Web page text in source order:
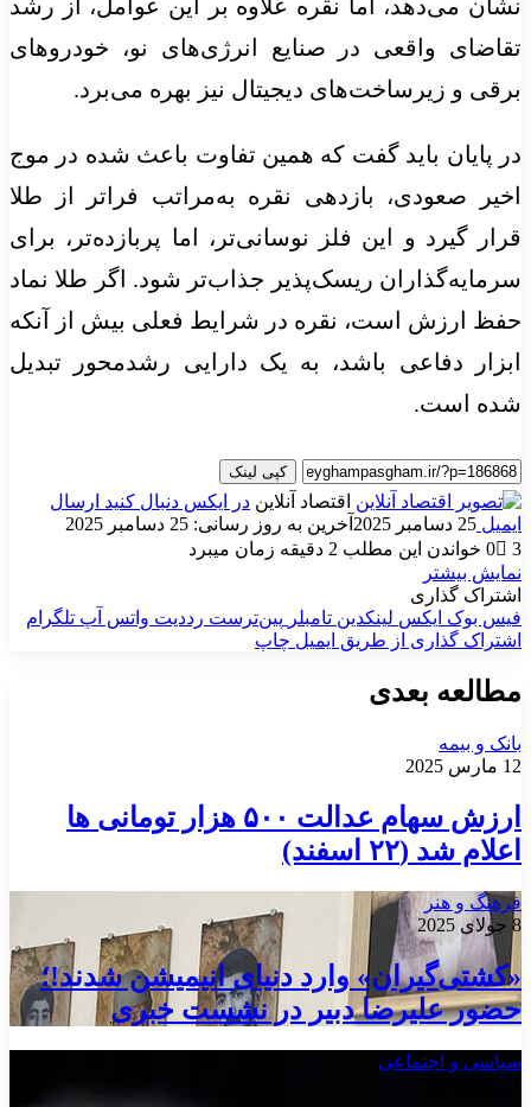
نشان می‌دهد، اما نقره علاوه بر این عوامل، از رشد
تقاضای واقعی در صنایع انرژی‌های نو، خودرو‌های
برقی و زیرساخت‌های دیجیتال نیز بهره می‌برد.
در پایان باید گفت که همین تفاوت باعث شده در موج
اخیر صعودی، بازدهی نقره به‌مراتب فراتر از طلا
قرار گیرد و این فلز نوسانی‌تر، اما پربازده‌تر، برای
سرمایه‌گذاران ریسک‌پذیر جذاب‌تر شود. اگر طلا نماد
حفظ ارزش است، نقره در شرایط فعلی بیش از آنکه
ابزار دفاعی باشد، به یک دارایی رشد‌محور تبدیل
شده است.
کپی لینک
اقتصاد آنلاین در ایکس دنبال کنید ارسال
ایمیل 25 دسامبر 2025
آخرین به روز رسانی: 25 دسامبر 2025
0
3
خواندن این مطلب 2 دقیقه زمان میبرد
نمایش بیشتر
اشتراک گذاری
فیس بوک ایکس لینکدین ‫تامبلر ‫پین‌ترست ‫رددیت واتس آپ تلگرام
اشتراک گذاری از طریق ایمیل چاپ
مطالعه بعدی
بانک و بیمه
12 مارس 2025
ارزش سهام عدالت ۵۰۰ هزار تومانی ها
اعلام شد (۲۲ اسفند)
فرهنگ و هنر
8 جولای 2025
«کشتی‌گیران» وارد دنیای انیمیشن شدند!؛
حضور علیرضا دبیر در نشست خبری
سیاسی و اجتماعی